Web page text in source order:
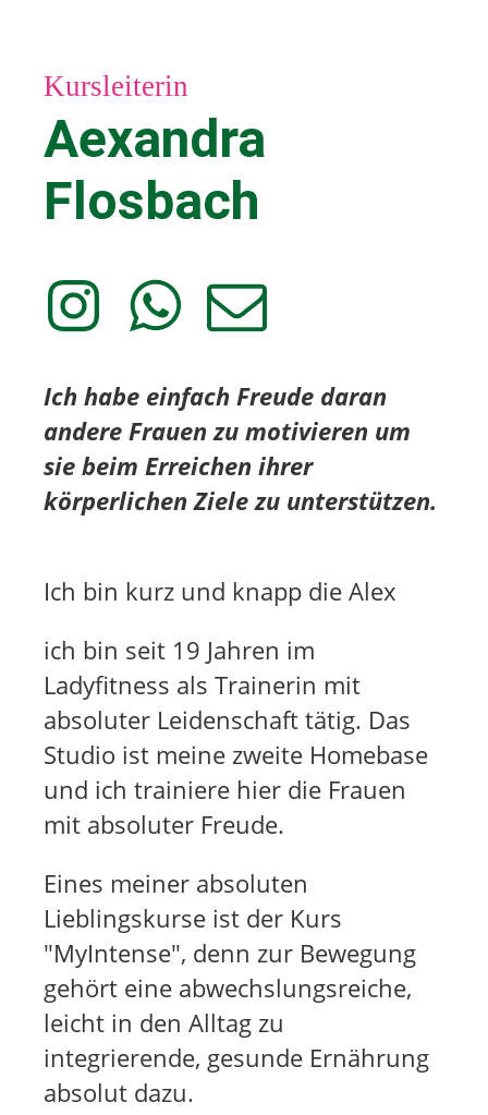
Kursleiterin
Aexandra
Flosbach
I
a
g
L
i
n
W
h
A
p
i
n
k
m
i
r
e
t
e
n
c
h
r
i
b
e
n
E
m
l
L
n
z
u
m
r
k
t
S
c
h
e
i
b
n
Ich habe einfach Freude daran
andere Frauen zu motivieren um
sie beim Erreichen ihrer
körperlichen Ziele zu unterstützen.
Ich bin kurz und knapp die Alex
ich bin seit 19 Jahren im
Ladyfitness als Trainerin mit
absoluter Leidenschaft tätig. Das
Studio ist meine zweite Homebase
und ich trainiere hier die Frauen
mit absoluter Freude.
Eines meiner absoluten
Lieblingskurse ist der Kurs
"MyIntense", denn zur Bewegung
gehört eine abwechslungsreiche,
leicht in den Alltag zu
integrierende, gesunde Ernährung
absolut dazu.